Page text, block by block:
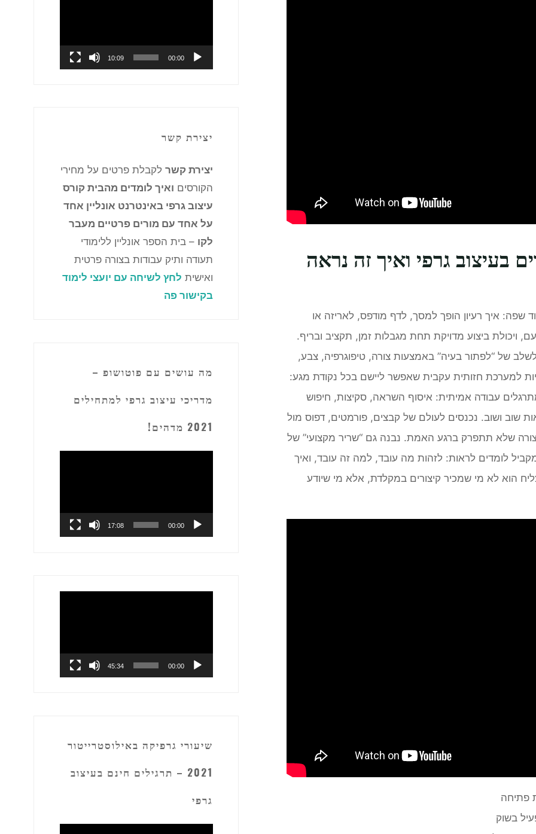
בעיצוב גרפי ואיך זה נראה
שפה: איך רעיון הופך למסך, לדף מודפס, לאריזה או
ויכולת ביצוע מדויקת תחת מגבלות זמן, תקציב ובריף.
של “לפתור בעיה” באמצעות צורה, טיפוגרפיה, צבע,
למערכת חזותית עקבית שאפשר ליישם בכל נקודת מגע:
עבודה אמיתית: איסוף השראה, סקיצות, חיפוש
שוב ושוב. נכנסים לעולם של קבצים, פורמטים, דפוס מול
שלא תתפרק ברגע האמת. נבנה גם “שריר מקצועי” של
לומדים לראות: לזהות מה עובד, למה זה עובד, ואיך
הוא לא מי שמכיר קיצורים במקלדת, אלא מי שיודע
פתיחה
בשוק
00:00
10:09
יצירת קשר
יצירת קשר לקבלת פרטים על מחירי
הקורסים ואיך לומדים מהבית קורס
עיצוב גרפי באינטרנט אונליין אחד
על אחד עם מורים פרטיים מעבר
לקו – בית הספר אונליין ללימודי
תעודה ותיק עבודות בצורה פרטית
ואישית לחץ לשיחה עם יועצי לימוד
בקישור פה
מה עושים עם פוטושופ –
מדריכי עיצוב גרפי למתחילים
2021 מדהים!
00:00
17:08
00:00
45:34
שיעורי גרפיקה באילוסטרייטור
2021 – תרגילים חינם בעיצוב
גרפי